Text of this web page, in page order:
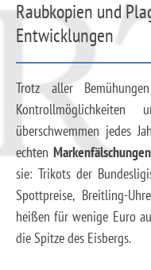
Raubkopien und
Entwicklungen
Trotz aller
überschwemmen jedes
echten Markenfälschungen
sie: Trikots der
Spottpreise, Breitling-
heißen für wenige Euro
die Spitze des Eisbergs.